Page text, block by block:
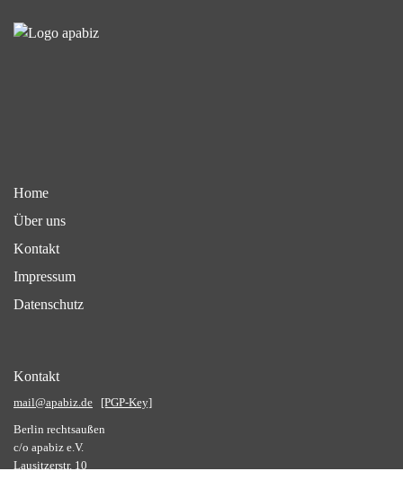
Home
Über uns
Kontakt
Impressum
Datenschutz
Kontakt
mail@apabiz.de [PGP-Key]
Berlin rechtsaußen
c/o apabiz e.V.
Lausitzerstr. 10